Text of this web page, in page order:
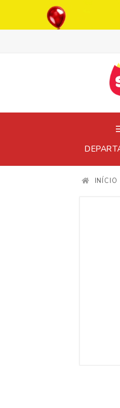
INÍCIO